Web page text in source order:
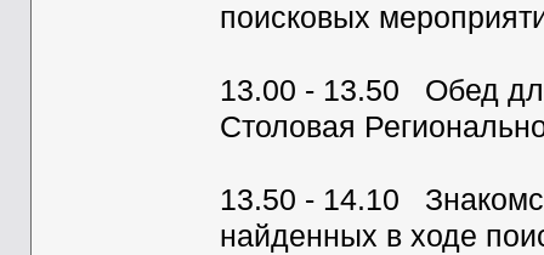
поисковых
13.00 - 13.50 Обед
Столовая
13.50 - 14.10
найденных в ходе